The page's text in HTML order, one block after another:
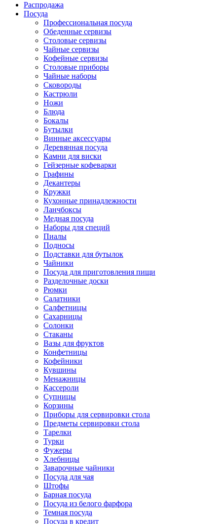
Распродажа
Посуда
Профессиональная посуда
Обеденные сервизы
Столовые сервизы
Чайные сервизы
Кофейные сервизы
Столовые приборы
Чайные наборы
Сковороды
Кастрюли
Ножи
Блюда
Бокалы
Бутылки
Винные аксессуары
Деревянная посуда
Камни для виски
Гейзерные кофеварки
Графины
Декантеры
Кружки
Кухонные принадлежности
Ланчбоксы
Медная посуда
Наборы для специй
Пиалы
Подносы
Подставки для бутылок
Чайники
Посуда для приготовления пищи
Разделочные доски
Рюмки
Салатники
Салфетницы
Сахарницы
Солонки
Стаканы
Вазы для фруктов
Конфетницы
Кофейники
Кувшины
Менажницы
Кассероли
Супницы
Корзины
Приборы для сервировки стола
Предметы сервировки стола
Тарелки
Турки
Фужеры
Хлебницы
Заварочные чайники
Посуда для чая
Штофы
Барная посуда
Посуда из белого фарфора
Темная посуда
Посуда в кредит